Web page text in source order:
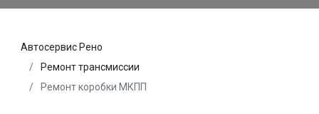
Автосервис Рено
Ремонт трансмиссии
Ремонт коробки МКПП